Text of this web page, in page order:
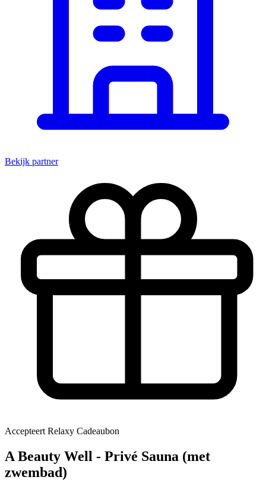
Bekijk partner
Accepteert Relaxy Cadeaubon
A Beauty Well - Privé Sauna (met
zwembad)